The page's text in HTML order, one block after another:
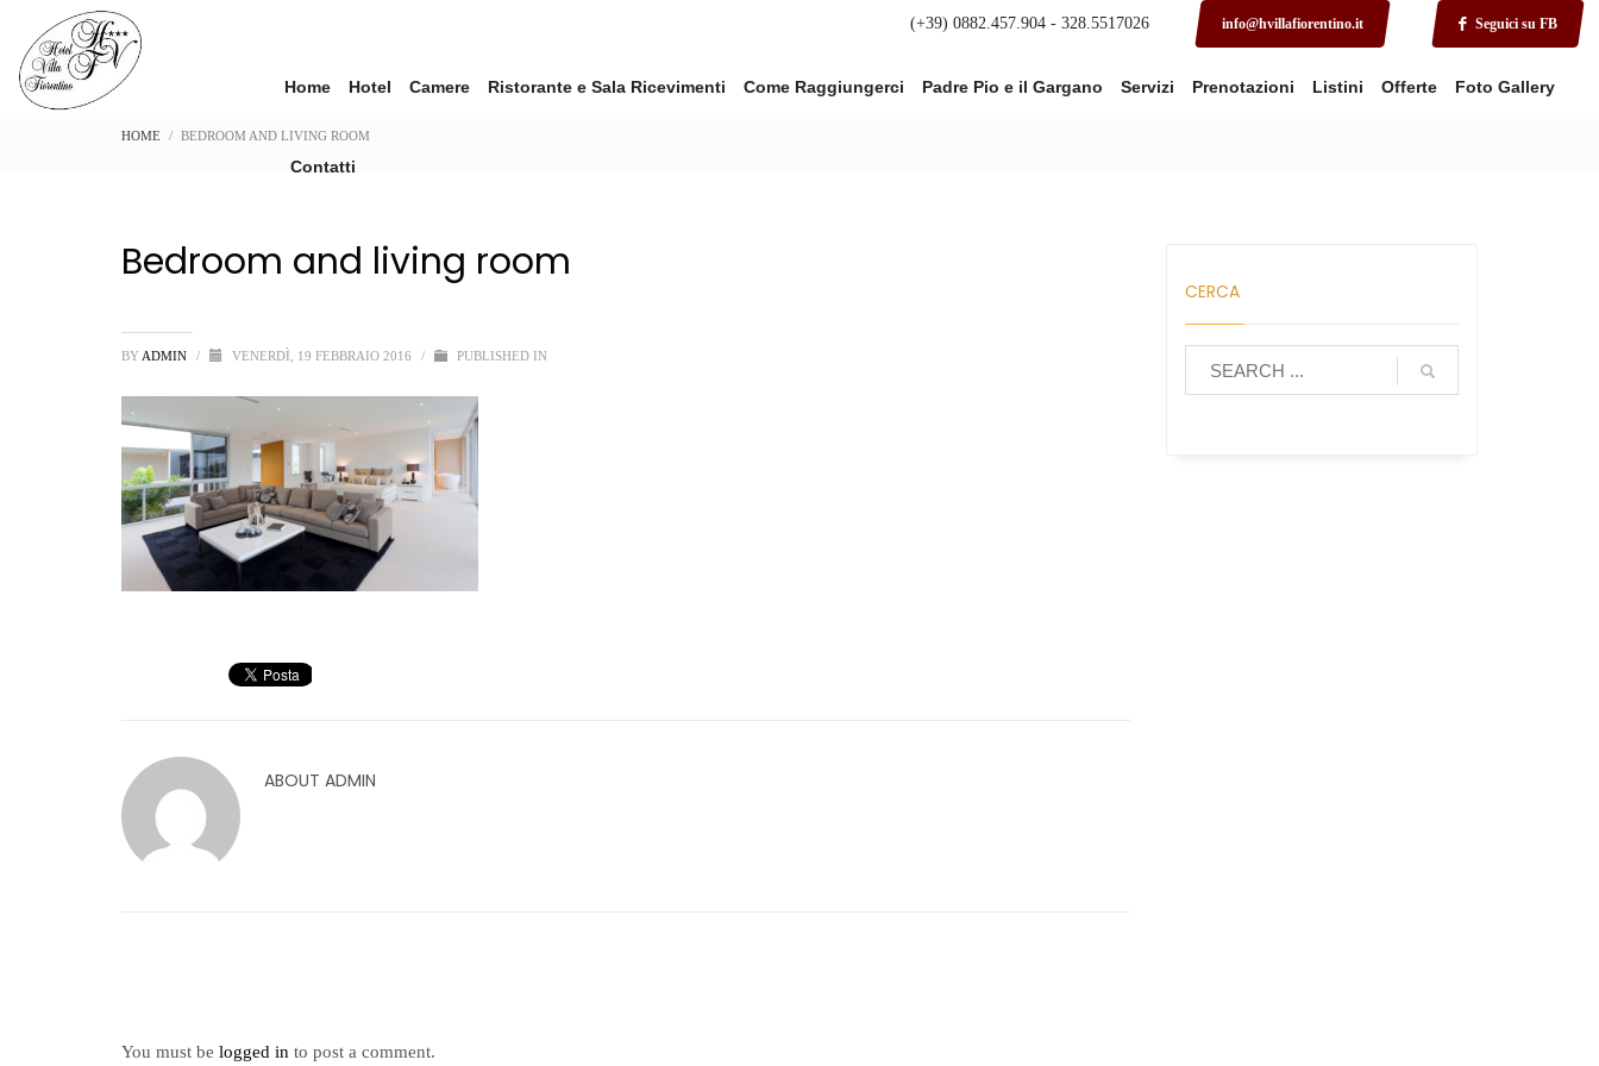
Home Hotel Camere Ristorante e Sala Ricevimenti Come Raggiungerci Padre Pio e il Gargano Servizi Prenotazioni Listini Offerte Foto Gallery
Contatti
(+39) 0882.457.904 - 328.5517026 info@hvillafiorentino.it Seguici su FB
HOME BEDROOM AND LIVING ROOM
Bedroom and living room
BY ADMIN / VENERDÌ, 19 FEBBRAIO 2016 / PUBLISHED IN
ABOUT ADMIN
You must be logged in to post a comment.
CERCA